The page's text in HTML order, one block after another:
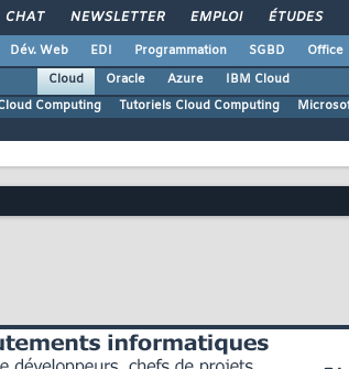
CHAT NEWSLETTER EMPLOI ÉTUDES
Dév. Web EDI Programmation SGBD Office
Cloud
Oracle Azure
IBM Cloud
Computing Tutoriels Cloud Computing